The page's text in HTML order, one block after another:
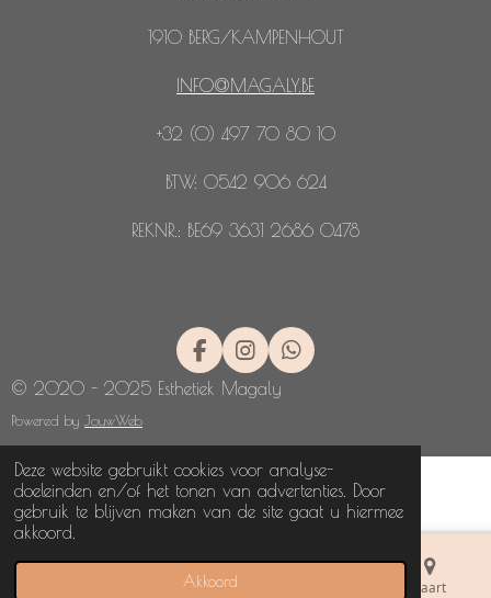
Deze website gebruikt cookies voor analyse-
doeleinden en/of het tonen van advertenties. Door
gebruik te blijven maken van de site gaat u hiermee
akkoord.
Akkoord
1910 BERG/KAMPENHOUT
INFO@MAGALY.BE
+32 (0) 497 70 80 10
BTW: 0542 906 624
REKNR.: BE69 3631 2686 0478
F
a
c
b
o
I
n
s
a
a
W
h
s
A
© 2020 - 2025 Esthetiek Magaly
Powered by JouwWeb
Telefoonnummer Kaart